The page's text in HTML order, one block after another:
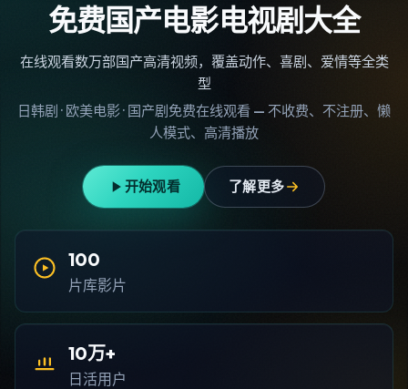
免费国产电影电视剧大全
在线观看数万部国产高清视频，覆盖动作、喜剧、爱情等全类
型
日韩剧 · 欧美电影 · 国产剧免费在线观看 — 不收费、不注册、懒
人模式、高清播放
开始观看 了解更多
100
片库影片
10万+
日活用户